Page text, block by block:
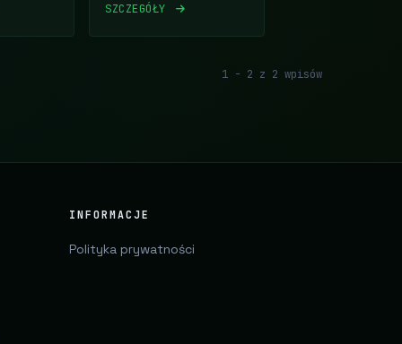
SZCZEGÓŁY
1 - 2 z 2 wpisów
INFORMACJE
Polityka prywatności